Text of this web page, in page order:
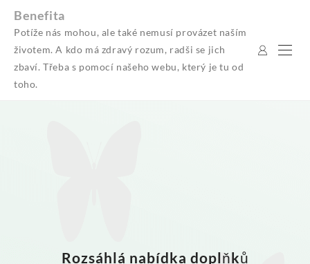
Benefita
Potíže nás mohou, ale také nemusí provázet naším
životem. A kdo má zdravý rozum, radši se jich
zbaví. Třeba s pomocí našeho webu, který je tu od
toho.
Rozsáhlá nabídka doplňků